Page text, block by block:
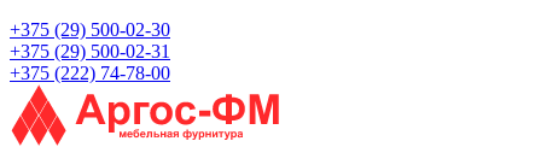
+375 (29) 500-02-30
+375 (29) 500-02-31
+375 (222) 74-78-00